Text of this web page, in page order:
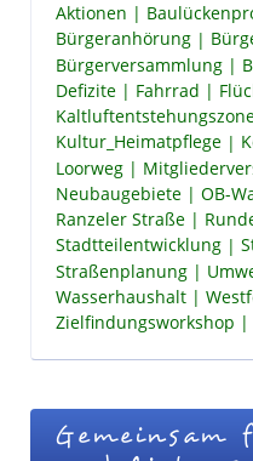
Aktionen
Bürgeranhörung
Bürgerversammlung
Defizite
Fahrrad
Kultur_Heimatpflege
Loorweg
Neubaugebiete
OB-
Ranzeler Straße
Stadtteilentwicklung
Straßenplanung
Wasserhaushalt
Zielfindungsworkshop